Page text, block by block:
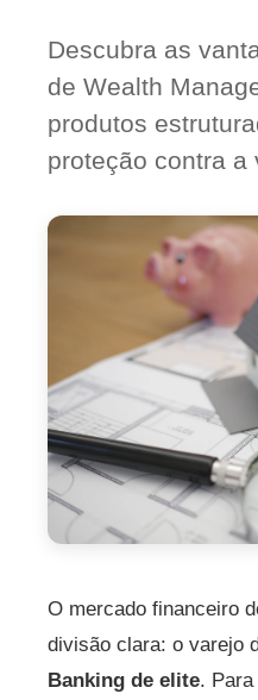
Descubra as
de Wealth
produtos
proteção contra a
O mercado financeiro
divisão clara: o varejo
Banking de elite.